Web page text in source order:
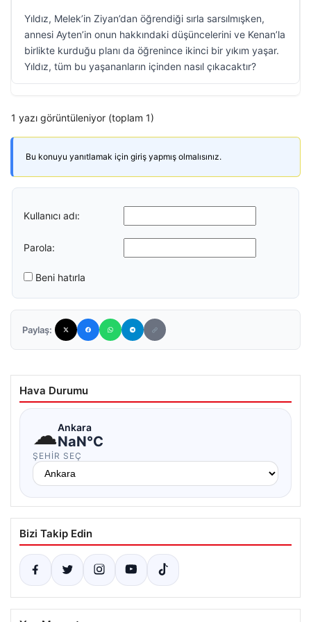
Yıldız, Melek’in Ziyan’dan öğrendiği sırla sarsılmışken,
annesi Ayten’in onun hakkındaki düşüncelerini ve Kenan’la
birlikte kurduğu planı da öğrenince ikinci bir yıkım yaşar.
Yıldız, tüm bu yaşananların içinden nasıl çıkacaktır?
1 yazı görüntüleniyor (toplam 1)
Bu konuyu yanıtlamak için giriş yapmış olmalısınız.
Kullanıcı adı:
Parola:
Beni hatırla
Paylaş:
Hava Durumu
☁Ankara
NaN°C
ŞEHIR SEÇ
Bizi Takip Edin